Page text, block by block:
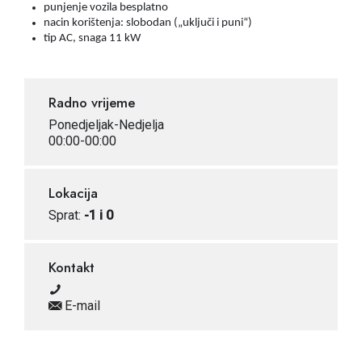
punjenje vozila besplatno
nacin korištenja: slobodan („uključi i puni“)
tip AC, snaga 11 kW
Radno vrijeme
Ponedjeljak-Nedjelja
00:00-00:00
Lokacija
Sprat: -1 i 0
Kontakt
E-mail